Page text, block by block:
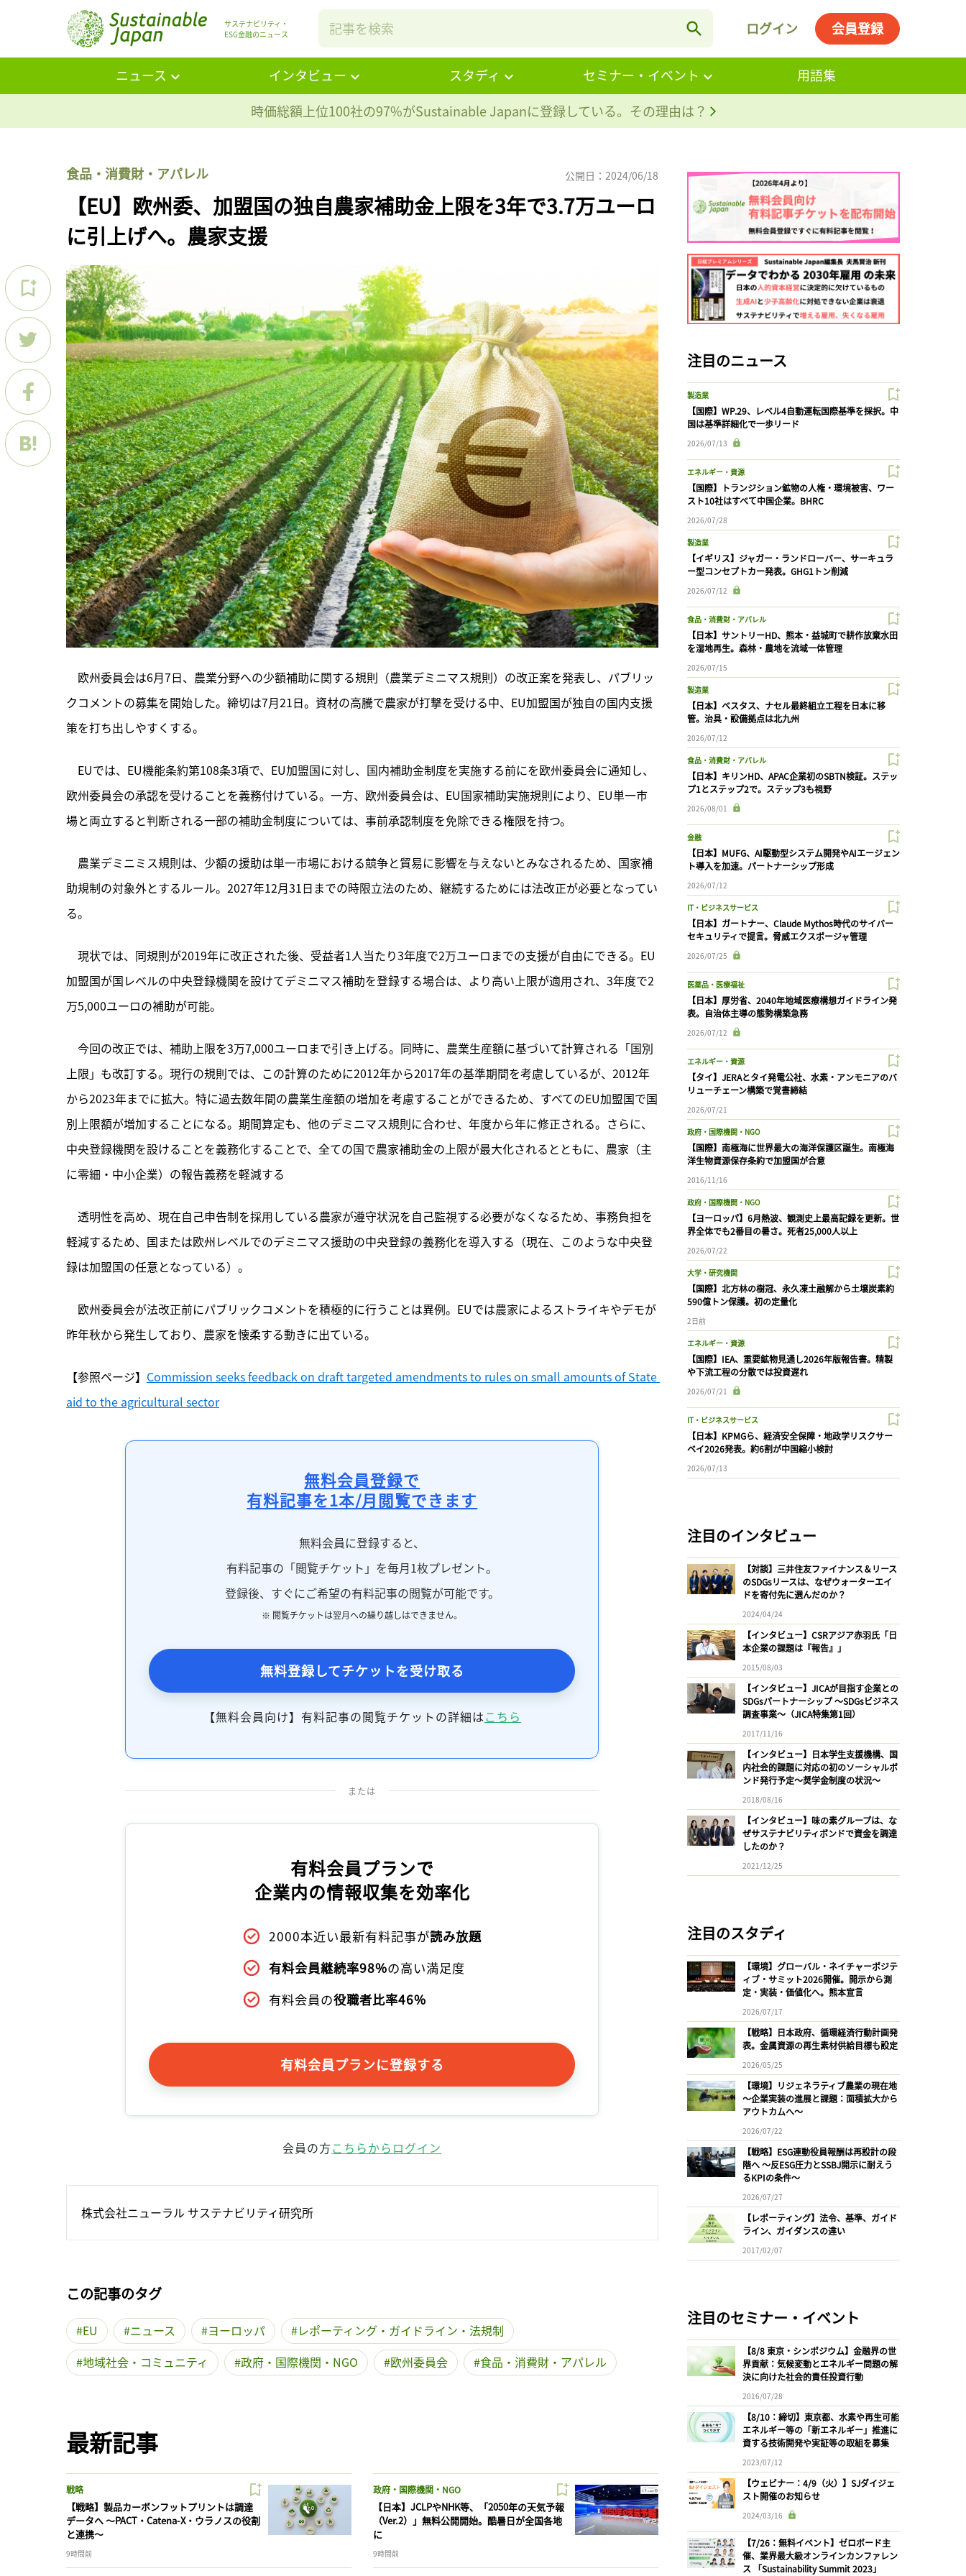
サステナビリティ・
ESG金融のニュース
ログイン 会員登録
ニュース インタビュー スタディ セミナー・イベント
用語集
時価総額上位100社の97%がSustainable Japanに登録している。その理由は？
食品・消費財・アパレル 公開日：2024/06/18
【EU】欧州委、加盟国の独自農家補助金上限を3年で3.7万ユーロ
に引上げへ。農家支援
欧州委員会は6月7日、農業分野への少額補助に関する規則（農業デミニマス規則）の改正案を発表し、パブリッ
クコメントの募集を開始した。締切は7月21日。資材の高騰で農家が打撃を受ける中、EU加盟国が独自の国内支援
策を打ち出しやすくする。
EUでは、 EU機能条約第108条3項で、EU加盟国に対し、国内補助金制度を実施する前にを欧州委員会に通知し、
欧州委員会の承認を受けることを義務付けている。一方、欧州委員会は、EU国家補助実施規則により、EU単一市
場と両立すると判断される一部の補助金制度については、事前承認制度を免除できる権限を持つ。
農業デミニミス規則は、少額の援助は単一市場における競争と貿易に影響を与えないとみなされるため、国家補
助規制の対象外とするルール。2027年12月31日までの時限立法のため、継続するためには法改正が必要となってい
る。
現状では、同規則が2019年に改正された後、受益者1人当たり3年度で2万ユーロまでの支援が自由にできる。EU
加盟国が国レベルの中央登録機関を設けてデミニマス補助を登録する場合は、より高い上限が適用され、3年度で2
万5,000ユーロの補助が可能。
今回の改正では、補助上限を3万7,000ユーロまで引き上げる。同時に、農業生産額に基づいて計算される「国別
上限」も改訂する。現行の規則では、この計算のために2012年から2017年の基準期間を考慮しているが、2012年
から2023年までに拡大。特に過去数年間の農業生産額の増加を考慮することができるため、すべてのEU加盟国で国
別上限額が増加することになる。期間算定も、他のデミニマス規則に合わせ、年度から年に修正される。さらに、
中央登録機関を設けることを義務化することで、全ての国で農家補助金の上限が最大化されるとともに、農家（主
に零細・中小企業）の報告義務を軽減する
透明性を高め、現在自己申告制を採用している農家が遵守状況を自己監視する必要がなくなるため、事務負担を
軽減するため、国または欧州レベルでのデミニマス援助の中央登録の義務化を導入する（現在、このような中央登
録は加盟国の任意となっている）。
欧州委員会が法改正前にパブリックコメントを積極的に行うことは異例。EUでは農家によるストライキやデモが
昨年秋から発生しており、農家を懐柔する動きに出ている。
【参照ページ】 Commission seeks feedback on draft targeted amendments to rules on small amounts of State
aid to the agricultural sector
無料会員登録で
有料記事を1本/月閲覧できます
無料会員に登録すると、
有料記事の「閲覧チケット」を毎月1枚プレゼント。
登録後、すぐにご希望の有料記事の閲覧が可能です。
※ 閲覧チケットは翌月への繰り越しはできません。
無料登録してチケットを受け取る
【無料会員向け】有料記事の閲覧チケットの詳細はこちら
または
有料会員プランで
企業内の情報収集を効率化
2000本近い最新有料記事が読み放題
有料会員継続率98%の高い満足度
有料会員の役職者比率46%
有料会員プランに登録する
会員の方こちらからログイン
株式会社ニューラル サステナビリティ研究所
この記事のタグ
EU ニュース ヨーロッパ
レポーティング・ガイドライン・法規制
地域社会・コミュニティ
政府・国際機関・NGO 欧州委員会 食品・消費財・アパレル
最新記事
戦略
【戦略】製品カーボンフットプリントは調達
データへ 〜PACT・Catena-X・ウラノスの役割
と連携〜
9時間前
政府・国際機関・NGO
【日本】JCLPやNHK等、「2050年の天気予報
（Ver.2）」無料公開開始。酷暑日が全国各地
に
9時間前
注目のニュース
製造業
【国際】WP.29、レベル4自動運転国際基準を採択。中
国は基準詳細化で一歩リード
2026/07/13
エネルギー・資源
【国際】トランジション鉱物の人権・環境被害、ワー
スト10社はすべて中国企業。BHRC
2026/07/28
製造業
【イギリス】ジャガー・ランドローバー、サーキュラ
ー型コンセプトカー発表。GHG1トン削減
2026/07/12
食品・消費財・アパレル
【日本】サントリーHD、熊本・益城町で耕作放棄水田
を湿地再生。森林・農地を流域一体管理
2026/07/15
製造業
【日本】ベスタス、ナセル最終組立工程を日本に移
管。治具・設備拠点は北九州
2026/07/12
食品・消費財・アパレル
【日本】キリンHD、APAC企業初のSBTN検証。ステッ
プ1とステップ2で。ステップ3も視野
2026/08/01
金融
【日本】MUFG、AI駆動型システム開発やAIエージェン
ト導入を加速。パートナーシップ形成
2026/07/12
IT・ビジネスサービス
【日本】ガートナー、Claude Mythos時代のサイバー
セキュリティで提言。脅威エクスポージャ管理
2026/07/25
医薬品・医療福祉
【日本】厚労省、2040年地域医療構想ガイドライン発
表。自治体主導の態勢構築急務
2026/07/12
エネルギー・資源
【タイ】JERAとタイ発電公社、水素・アンモニアのバ
リューチェーン構築で覚書締結
2026/07/21
政府・国際機関・NGO
【国際】南極海に世界最大の海洋保護区誕生。南極海
洋生物資源保存条約で加盟国が合意
2016/11/16
政府・国際機関・NGO
【ヨーロッパ】6月熱波、観測史上最高記録を更新。世
界全体でも2番目の暑さ。死者25,000人以上
2026/07/22
大学・研究機関
【国際】北方林の樹冠、永久凍土融解から土壌炭素約
590億トン保護。初の定量化
2日前
エネルギー・資源
【国際】IEA、重要鉱物見通し2026年版報告書。精製
や下流工程の分散では投資遅れ
2026/07/21
IT・ビジネスサービス
【日本】KPMGら、経済安全保障・地政学リスクサー
ベイ2026発表。約6割が中国縮小検討
2026/07/13
注目のインタビュー
【対談】三井住友ファイナンス＆リース
のSDGsリースは、なぜウォーターエイ
ドを寄付先に選んだのか？
2024/04/24
【インタビュー】CSRアジア赤羽氏「日
本企業の課題は『報告』」
2015/08/03
【インタビュー】JICAが目指す企業との
SDGsパートナーシップ 〜SDGsビジネス
調査事業〜（JICA特集第1回）
2017/11/16
【インタビュー】日本学生支援機構、国
内社会的課題に対応の初のソーシャルボ
ンド発行予定〜奨学金制度の状況〜
2018/08/16
【インタビュー】味の素グループは、な
ぜサステナビリティボンドで資金を調達
したのか？
2021/12/25
注目のスタディ
【環境】グローバル・ネイチャーポジテ
ィブ・サミット2026開催。開示から測
定・実装・価値化へ。熊本宣言
2026/07/17
【戦略】日本政府、循環経済行動計画発
表。金属資源の再生素材供給目標も設定
2026/05/25
【環境】リジェネラティブ農業の現在地
〜企業実装の進展と課題：面積拡大から
アウトカムへ〜
2026/07/22
【戦略】ESG連動役員報酬は再設計の段
階へ 〜反ESG圧力とSSBJ開示に耐えう
るKPIの条件〜
2026/07/27
【レポーティング】法令、基準、ガイド
ライン、ガイダンスの違い
2017/02/07
注目のセミナー・イベント
【8/8 東京・シンポジウム】金融界の世
界貢献：気候変動とエネルギー問題の解
決に向けた社会的責任投資行動
2016/07/28
【8/10：締切】東京都、水素や再生可能
エネルギー等の「新エネルギー」推進に
資する技術開発や実証等の取組を募集
2023/07/12
【ウェビナー：4/9（火）】SJダイジェ
スト開催のお知らせ
2024/03/16
【7/26：無料イベント】ゼロボード主
催、業界最大級オンラインカンファレン
ス 「Sustainability Summit 2023」
記事をお気に入りに保存するには
会員登録